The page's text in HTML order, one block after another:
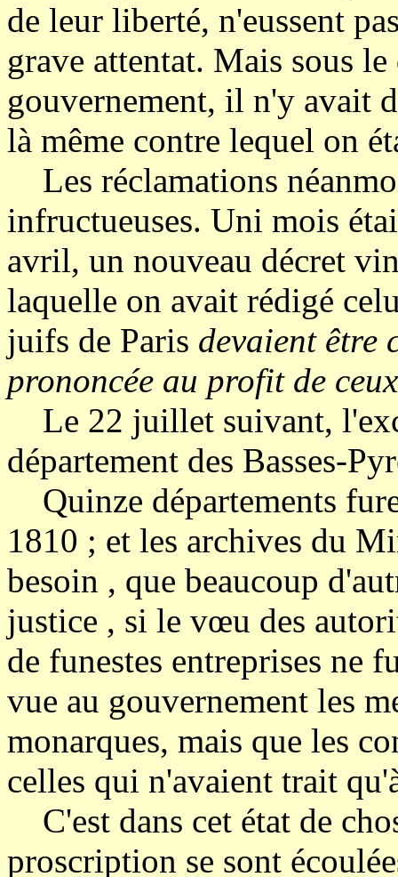
de leur liberté, n'eussent
grave attentat. Mais sous
gouvernement, il n'y avait
là même contre lequel on
Les réclamations
infructueuses. Uni mois
avril, un nouveau décret
laquelle on avait rédigé
juifs de Paris devaient être
prononcée au profit de
Le 22 juillet suivant,
département des Basses-
Quinze départements
1810 ; et les archives du
besoin , que beaucoup
justice , si le vœu des
de funestes entreprises ne
vue au gouvernement les
monarques, mais que les
celles qui n'avaient trait
C'est dans cet état de
proscription se sont